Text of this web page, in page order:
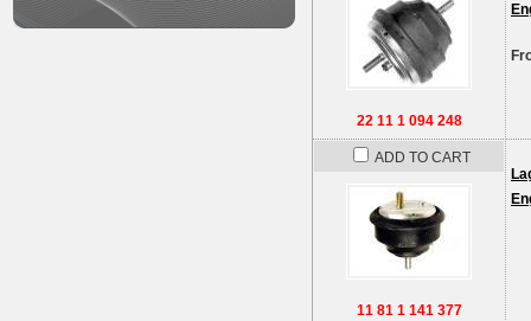
22 11 1 094 248
ADD TO CART
11 81 1 141 377